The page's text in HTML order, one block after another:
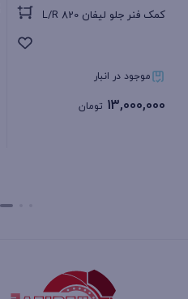
کمک فنر جلو لیفان 820 L/R
موجود در انبار
13,000,000 تومان